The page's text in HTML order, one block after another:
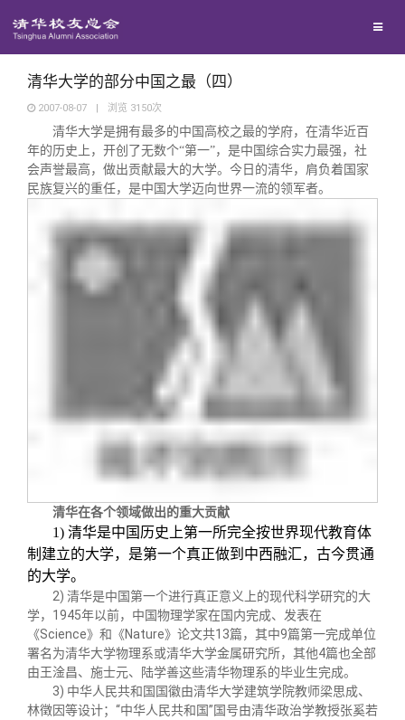
地区联络
年级联络
院系校友工作
西南联大校友会
回馈母校
捐赠项目
捐赠新闻
义工计划
媒体平台
《清华校友通讯》
新媒体平台
百年清华
青春风采
校友文苑
校友讲坛
校友视界
信息化服务
三创大赛
实用信息
总会简介
会长致辞
总会章程
理事会名单
联系我们
清华大学的部分中国之最（四）
2007-08-07 | 浏览 3150次
清华大学是拥有最多的中国高校之最的学府，在清华近百
年的历史上，开创了无数个“第一”，是中国综合实力最强，社
会声誉最高，做出贡献最大的大学。今日的清华，肩负着国家
民族复兴的重任，是中国大学迈向世界一流的领军者。
清华在各个领域做出的重大贡献
1) 清华是中国历史上第一所完全按世界现代教育体
制建立的大学，是第一个真正做到中西融汇，古今贯通
的大学。
2) 清华是中国第一个进行真正意义上的现代科学研究的大
学， 1945年以前，中国物理学家在国内完成、发表在
《Science》和《Nature》论文共13篇，其中9篇第一完成单位
署名为清华大学物理系或清华大学金属研究所，其他4篇也全部
由王淦昌、施士元、陆学善这些清华物理系的毕业生完成。
3) 中华人民共和国国徽由清华大学建筑学院教师梁思成、
林徵因等设计； “中华人民共和国”国号由清华政治学教授张奚若